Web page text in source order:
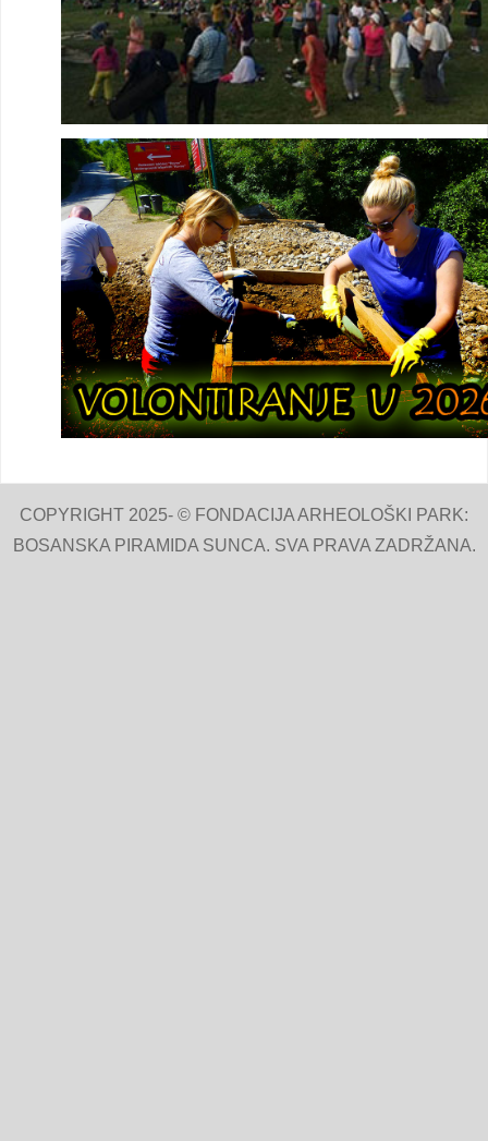
COPYRIGHT 2025- © FONDACIJA ARHEOLOŠKI PARK:
BOSANSKA PIRAMIDA SUNCA. SVA PRAVA ZADRŽANA.